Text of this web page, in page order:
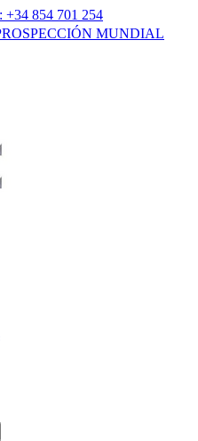
+34 854 701 254
MUNDIAL